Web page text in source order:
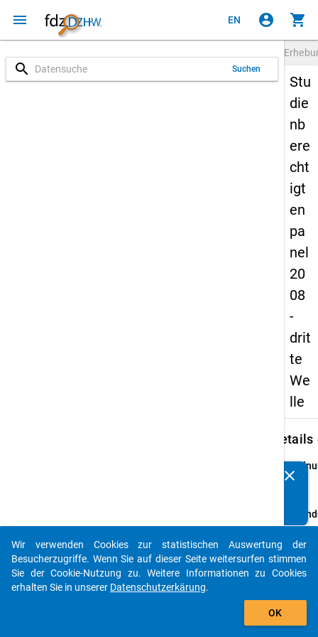
menu EN account_circle shopping_cart
search Suchen
Stu
die
nb
ere
cht
igt
en
pa
nel
20
08
-
drit
te
We
lle
Details
3
und
clear
auto_stories
add_shopping_cart
Wir verwenden Cookies zur statistischen Auswertung der
Besucherzugriffe. Wenn Sie auf dieser Seite weitersurfen stimmen
Sie der Cookie-Nutzung zu. Weitere Informationen zu Cookies
erhalten Sie in unserer Datenschutzerkärung.
OK